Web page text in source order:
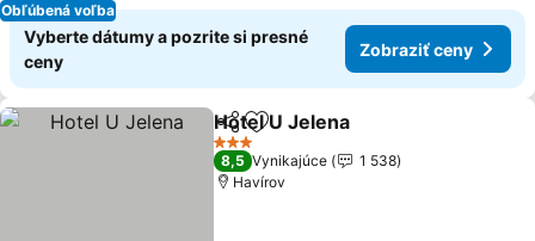
Obľúbená voľba
Vyberte dátumy a pozrite si presné
ceny
Zobraziť ceny
ZdieľaťPridať do obľúbených
Hotel U Jelena
3 Počet hviezdičiek
8,5 Vynikajúce
1 538
Havírov